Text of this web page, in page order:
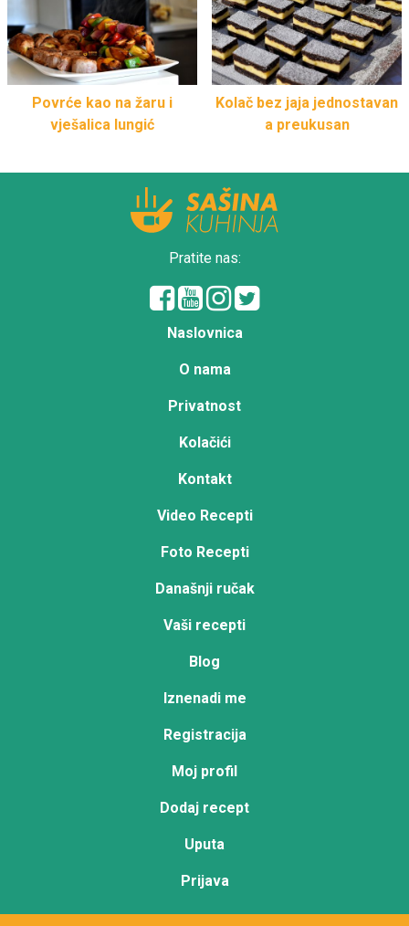
Povrće kao na žaru i
vješalica lungić
Kolač bez jaja jednostavan
a preukusan
Pratite nas:
Naslovnica
O nama
Privatnost
Kolačići
Kontakt
Video Recepti
Foto Recepti
Današnji ručak
Vaši recepti
Blog
Iznenadi me
Registracija
Moj profil
Dodaj recept
Uputa
Prijava